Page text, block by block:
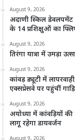
August 9, 2026
अदाणी स्किल डेवलपमेंट
के 14 प्रशिक्षुओं का
August 9, 2026
तिरंगा यात्रा में उमड़ा
August 9, 2026
कांवड़ ड्यूटी में
एक्सप्रेसवे पर पहुंचीं
August 9, 2026
अयोध्या में कांवड़ियों
लागू रहेगा डायवर्जन
August 9, 2026